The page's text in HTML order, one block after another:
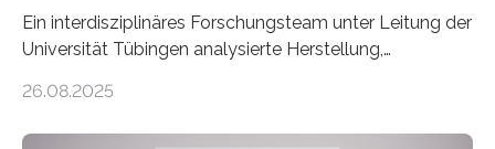
Ein interdisziplinäres Forschungsteam unter Leitung der
Universität Tübingen analysierte Herstellung,
aus der phönizischen Siedlung Mozia, vor der Küste
26.08.2025